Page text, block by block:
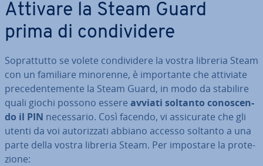
Attivare la Steam Guard
prima di con­di­vi­de­re
So­prat­tut­to se volete con­di­vi­de­re la vostra libreria Steam
con un familiare minorenne, è im­por­tan­te che attiviate
pre­ce­den­te­men­te la Steam Guard, in modo da stabilire
quali giochi possono essere avviati soltanto co­no­scen­
do il PIN ne­ces­sa­rio. Così facendo, vi as­si­cu­ra­te che gli
utenti da voi au­to­riz­za­ti abbiano accesso soltanto a una
parte della vostra libreria Steam. Per impostare la pro­te­
zio­ne: